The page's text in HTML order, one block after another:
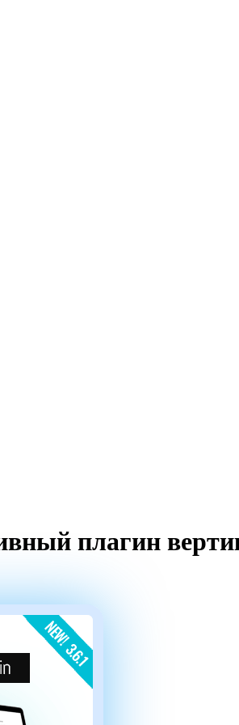
плагин